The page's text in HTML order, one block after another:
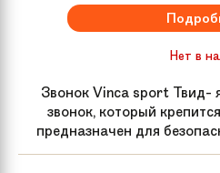
Нет в
Звонок Vinca sport Твид-
звонок, который
предназначен для